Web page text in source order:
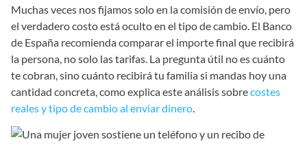
Muchas veces nos fijamos solo en la comisión de envío, pero
el verdadero costo está oculto en el tipo de cambio. El Banco
de España recomienda comparar el importe final que recibirá
la persona, no solo las tarifas. La pregunta útil no es cuánto
te cobran, sino cuánto recibirá tu familia si mandas hoy una
cantidad concreta, como explica este análisis sobrecostes
reales y tipo de cambio al enviar dinero